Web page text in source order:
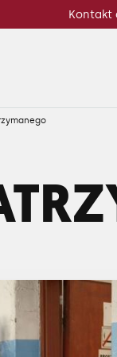
Kontakt